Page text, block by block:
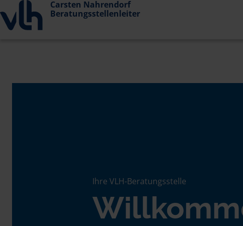
Carsten Nahrendorf
Beratungsstellenleiter
Ihre VLH-Beratungsstelle